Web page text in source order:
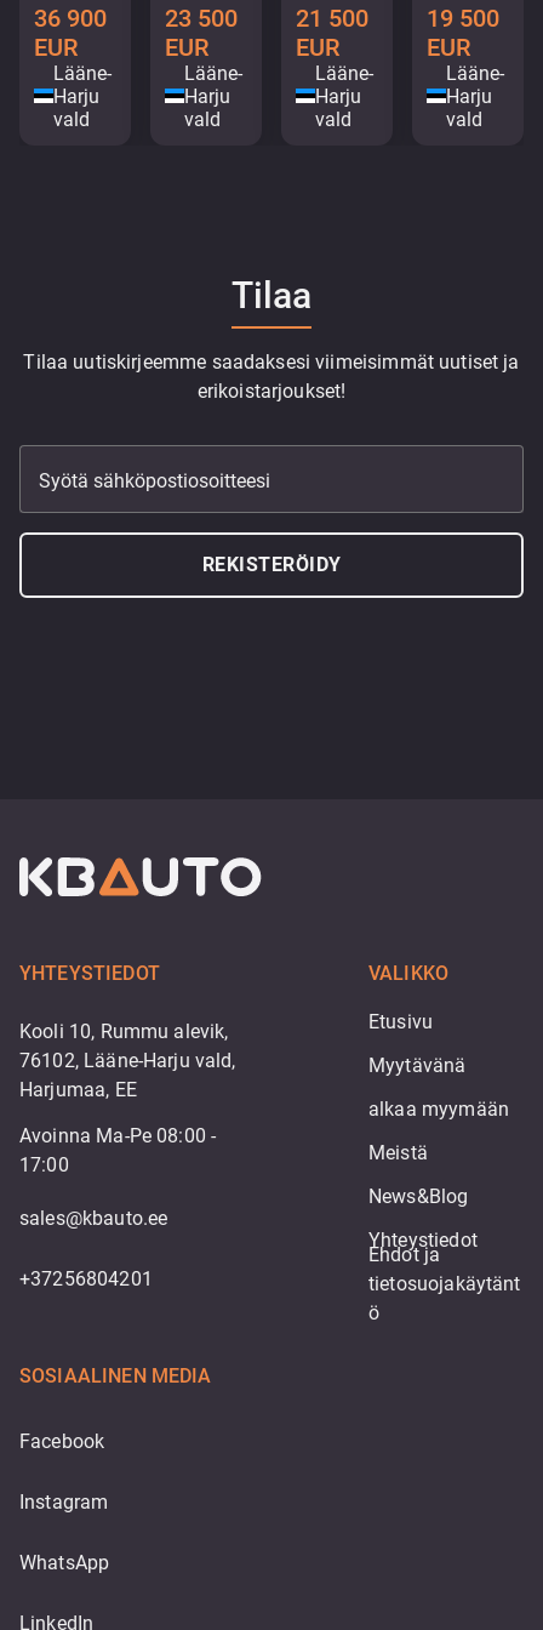
36 900
EUR
Lääne-
Harju
vald
23 500
EUR
Lääne-
Harju
vald
21 500
EUR
Lääne-
Harju
vald
19 500
EUR
Lääne-
Harju
vald
Tilaa
Tilaa uutiskirjeemme saadaksesi viimeisimmät uutiset ja
erikoistarjoukset!
Syötä sähköpostiosoitteesi
REKISTERÖIDY
YHTEYSTIEDOT
Kooli 10, Rummu alevik,
76102, Lääne-Harju vald,
Harjumaa, EE
Avoinna Ma-Pe 08:00 -
17:00
sales@kbauto.ee
+37256804201
VALIKKO
Etusivu
Myytävänä
alkaa myymään
Meistä
News&Blog
Yhteystiedot
Ehdot ja
tietosuojakäytänt
ö
SOSIAALINEN MEDIA
Facebook
Instagram
WhatsApp
LinkedIn